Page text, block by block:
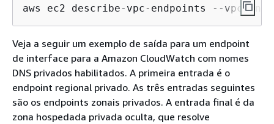
aws ec2 describe-vpc-endpoints --vpc-
Veja a seguir um exemplo de saída para um endpoint
de interface para a Amazon CloudWatch com nomes
DNS privados habilitados. A primeira entrada é o
endpoint regional privado. As três entradas seguintes
são os endpoints zonais privados. A entrada final é da
zona hospedada privada oculta, que resolve